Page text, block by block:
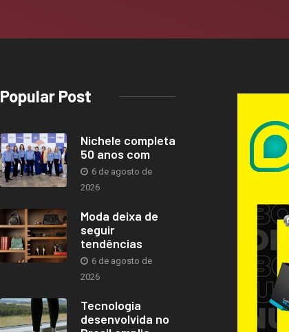
Popular Post
Nichele completa
50 anos com
6 de agosto de
2026
Moda deixa de
seguir
tendências
6 de agosto de
2026
Tecnologia
desenvolvida no